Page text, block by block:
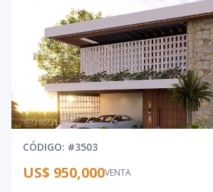
CÓDIGO: #3503
VENTA
US$ 950,000